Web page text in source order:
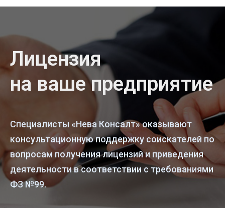
Лицензия
на ваше предприятие
Специалисты «Нева Консалт» оказывают
консультационную поддержку соискателей по
вопросам получения лицензий и приведения
деятельности в соответствии с требованиями
ФЗ №99.